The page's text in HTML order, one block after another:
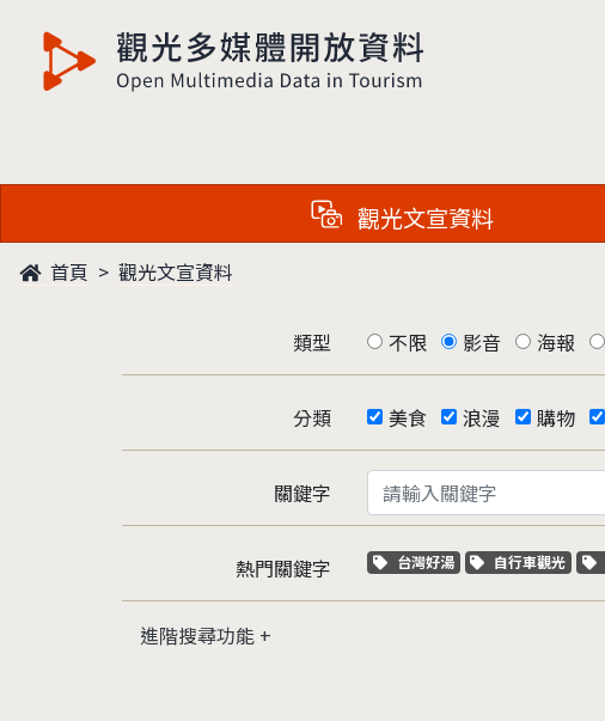
觀光多媒體開放資料
觀光文宣資料
首頁 觀光文宣資料
類型 不限 影音 海報
分類 美食 浪漫 購物
關鍵字
熱門關鍵字 關鍵字標籤
台灣好湯 關鍵字標籤
自行車觀光
進階搜尋功能